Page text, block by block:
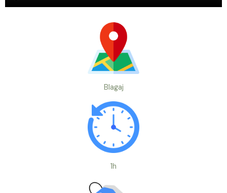
Blagaj
1h